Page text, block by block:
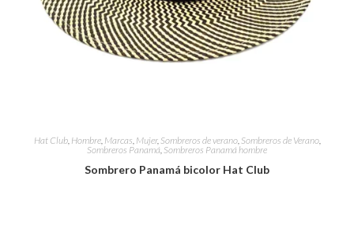
Hat Club, Hombre, Marcas, Mujer, Sombreros de verano, Sombreros de Verano,
Sombreros Panamá, Sombreros Panamá hombre
Sombrero Panamá bicolor Hat Club